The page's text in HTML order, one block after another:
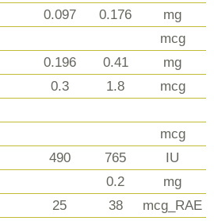
0.097 0.176
mg
mcg
0.196 0.41
mg
0.3 1.8
mcg
mcg
490 765
IU
0.2
mg
25 38
mcg_RAE